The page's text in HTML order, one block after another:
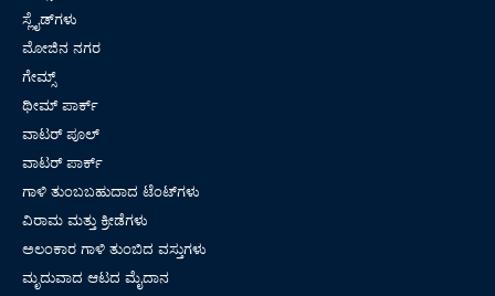
ಸ್ಲೈಡ್‌ಗಳು
ಮೋಜಿನ ನಗರ
ಗೇಮ್ಸ್
ಥೀಮ್ ಪಾರ್ಕ್
ವಾಟರ್ ಪೂಲ್
ವಾಟರ್ ಪಾರ್ಕ್
ಗಾಳಿ ತುಂಬಬಹುದಾದ ಟೆಂಟ್‌ಗಳು
ವಿರಾಮ ಮತ್ತು ಕ್ರೀಡೆಗಳು
ಅಲಂಕಾರ ಗಾಳಿ ತುಂಬಿದ ವಸ್ತುಗಳು
ಮೃದುವಾದ ಆಟದ ಮೈದಾನ